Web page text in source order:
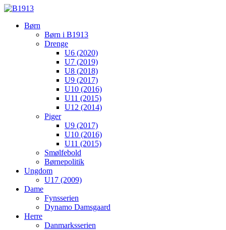
Børn
Børn i B1913
Drenge
U6 (2020)
U7 (2019)
U8 (2018)
U9 (2017)
U10 (2016)
U11 (2015)
U12 (2014)
Piger
U9 (2017)
U10 (2016)
U11 (2015)
Smølfebold
Børnepolitik
Ungdom
U17 (2009)
Dame
Fynsserien
Dynamo Damsgaard
Herre
Danmarksserien